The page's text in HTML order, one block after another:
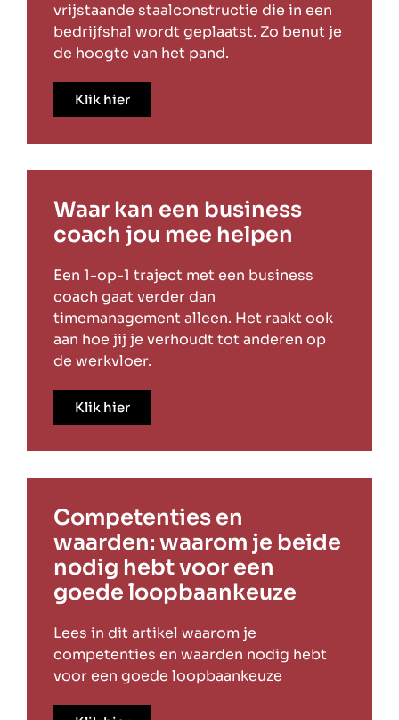
vrijstaande staalconstructie die in een
bedrijfshal wordt geplaatst. Zo benut je
de hoogte van het pand.
Klik hier
Waar kan een business
coach jou mee helpen
Een 1-op-1 traject met een business
coach gaat verder dan
timemanagement alleen. Het raakt ook
aan hoe jij je verhoudt tot anderen op
de werkvloer.
Klik hier
Competenties en
waarden: waarom je beide
nodig hebt voor een
goede loopbaankeuze
Lees in dit artikel waarom je
competenties en waarden nodig hebt
voor een goede loopbaankeuze